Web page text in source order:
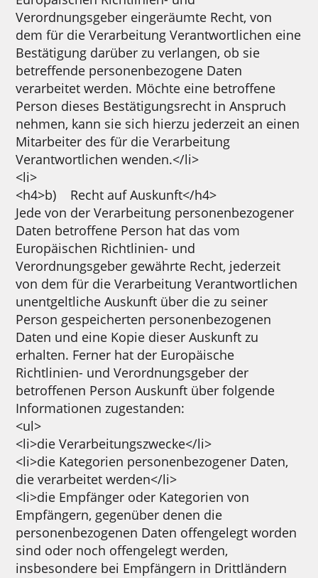
Verordnungsgeber eingeräumte Recht, von
dem für die Verarbeitung Verantwortlichen eine
Bestätigung darüber zu verlangen, ob sie
betreffende personenbezogene Daten
verarbeitet werden. Möchte eine betroffene
Person dieses Bestätigungsrecht in Anspruch
nehmen, kann sie sich hierzu jederzeit an einen
Mitarbeiter des für die Verarbeitung
Verantwortlichen wenden.</li>
<li>
<h4>b) Recht auf Auskunft</h4>
Jede von der Verarbeitung personenbezogener
Daten betroffene Person hat das vom
Europäischen Richtlinien- und
Verordnungsgeber gewährte Recht, jederzeit
von dem für die Verarbeitung Verantwortlichen
unentgeltliche Auskunft über die zu seiner
Person gespeicherten personenbezogenen
Daten und eine Kopie dieser Auskunft zu
erhalten. Ferner hat der Europäische
Richtlinien- und Verordnungsgeber der
betroffenen Person Auskunft über folgende
Informationen zugestanden:
<ul>
<li>die Verarbeitungszwecke</li>
<li>die Kategorien personenbezogener Daten,
die verarbeitet werden</li>
<li>die Empfänger oder Kategorien von
Empfängern, gegenüber denen die
personenbezogenen Daten offengelegt worden
sind oder noch offengelegt werden,
insbesondere bei Empfängern in Drittländern